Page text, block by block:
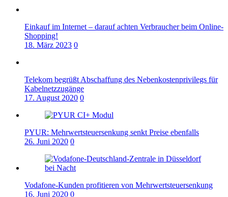
Einkauf im Internet – darauf achten Verbraucher beim Online-
Shopping!
18. März 2023 0
Telekom begrüßt Abschaffung des Nebenkostenprivilegs für
Kabelnetzzugänge
17. August 2020 0
PYUR: Mehrwertsteuersenkung senkt Preise ebenfalls
26. Juni 2020 0
Vodafone-Kunden profitieren von Mehrwertsteuersenkung
16. Juni 2020 0